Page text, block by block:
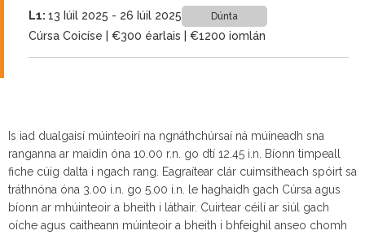
L1: 13 Iúil 2025 - 26 Iúil 2025 Dúnta
Cúrsa Coicíse | €300 éarlais | €1200 iomlán
Is iad dualgaisí múinteoirí na ngnáthchúrsaí ná múineadh sna
ranganna ar maidin óna 10.00 r.n. go dtí 12.45 i.n. Bíonn timpeall
fiche cúig dalta i ngach rang. Eagraítear clár cuimsitheach spóirt sa
tráthnóna óna 3.00 i.n. go 5.00 i.n. le haghaidh gach Cúrsa agus
bíonn ar mhúinteoir a bheith i láthair. Cuirtear céilí ar siúl gach
oíche agus caitheann múinteoir a bheith i bhfeighil anseo chomh